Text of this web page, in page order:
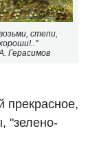
степи,
Герасимов
прекрасное,
"зелено-